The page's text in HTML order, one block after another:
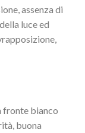
assenza di
luce ed
fronte bianco
buona